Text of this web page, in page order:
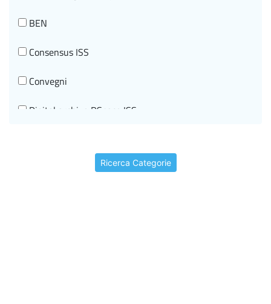
BEN
Consensus ISS
Convegni
Digital archive DSpace ISS
Editorial informationRicerca Categorie